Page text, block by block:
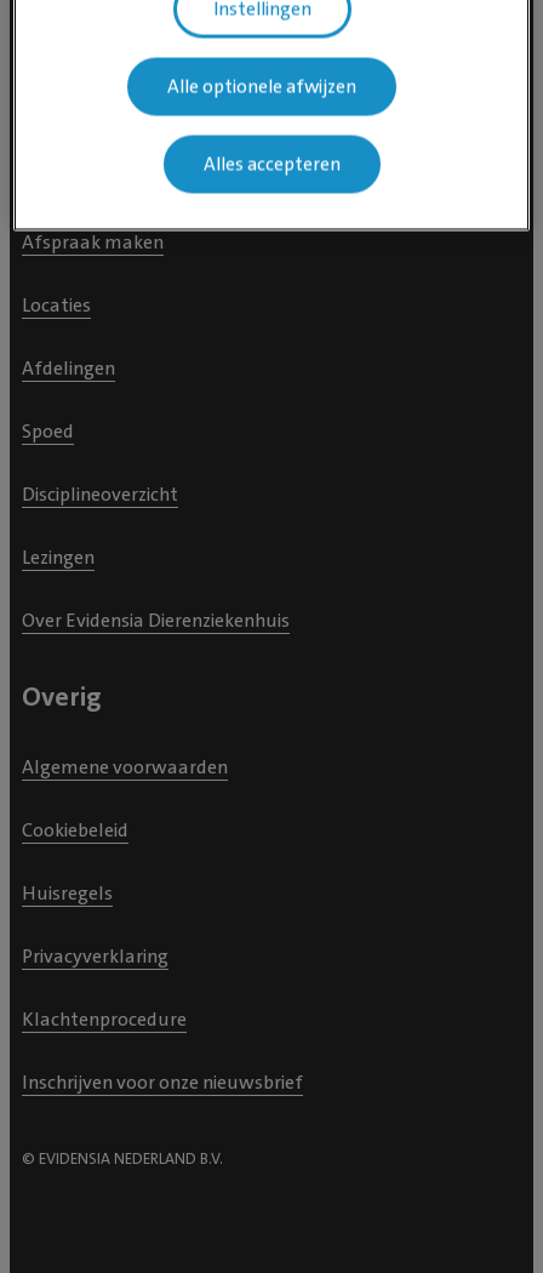
Navigeer naar
Afspraak maken
Locaties
Afdelingen
Spoed
Disciplineoverzicht
Lezingen
Over Evidensia Dierenziekenhuis
Overig
Algemene voorwaarden
Cookiebeleid
Huisregels
Privacyverklaring
Klachtenprocedure
Inschrijven voor onze nieuwsbrief
© EVIDENSIA NEDERLAND B.V.
Instellingen
Alle optionele afwijzen
Alles accepteren